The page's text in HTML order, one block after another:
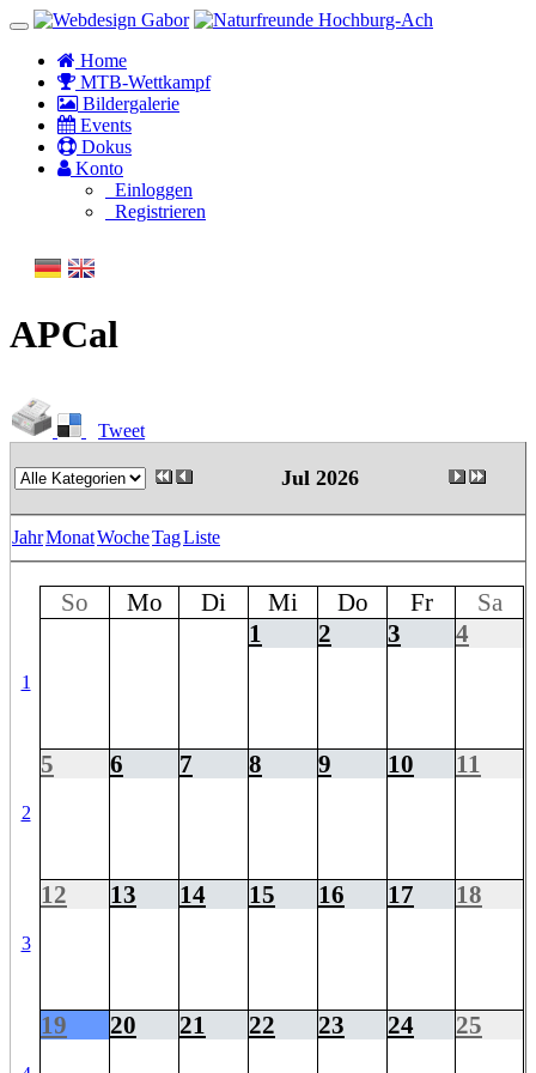
Home
MTB-Wettkampf
Bildergalerie
Events
Dokus
Konto
Einloggen
Registrieren
APCal
Tweet
Jul 2026
JahrMonatWocheTagListe
So Mo Di Mi Do Fr Sa
1
1 2 3 4
2
5 6 7 8 9 10 11
3
12 13 14 15 16 17 18
19 20 21 22 23 24 25